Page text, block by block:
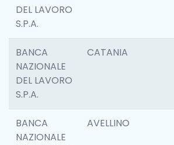
DEL LAVORO
S.P.A.
BANCA
NAZIONALE
DEL LAVORO
S.P.A.
CATANIA
BANCA
NAZIONALE
AVELLINO